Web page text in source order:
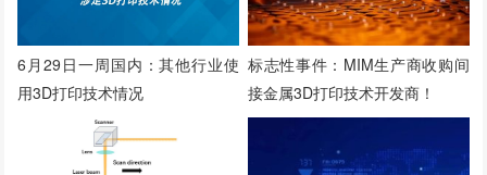
6月29日一周国内：其他行业使
用3D打印技术情况
标志性事件：MIM生产商收购间
接金属3D打印技术开发商！